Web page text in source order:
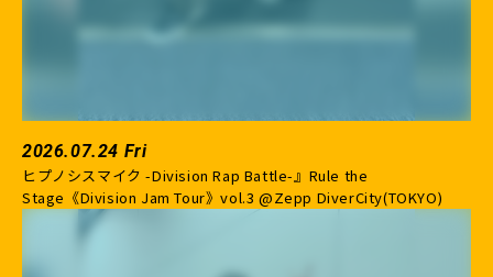
2026.07.24 Fri
ヒプノシスマイク -Division Rap Battle-』Rule the
Stage《Division Jam Tour》vol.3 @Zepp DiverCity(TOKYO)